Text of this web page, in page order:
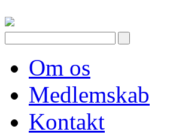
to
content
Om os
Medlemskab
Kontakt